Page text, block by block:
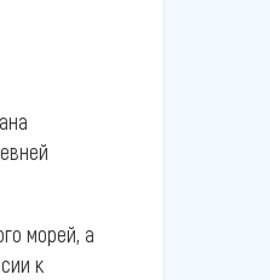
морей, а
к